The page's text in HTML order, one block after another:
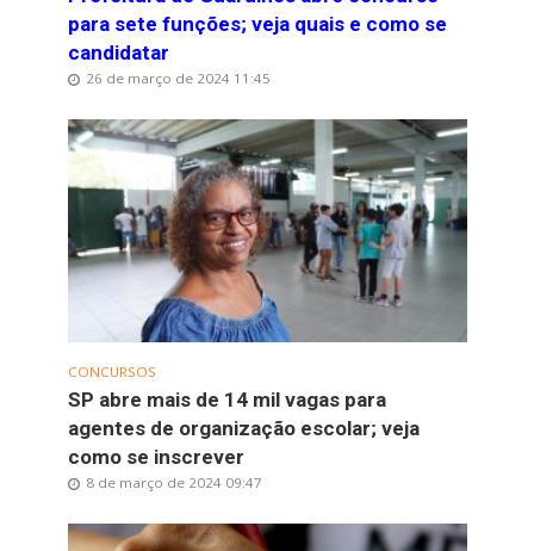
para sete funções; veja quais e como se
candidatar
26 de março de 2024 11:45
CONCURSOS
SP abre mais de 14 mil vagas para
agentes de organização escolar; veja
como se inscrever
8 de março de 2024 09:47